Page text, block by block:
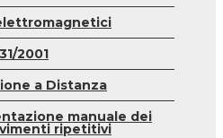
2001
a Distanza
manuale dei
ripetitivi